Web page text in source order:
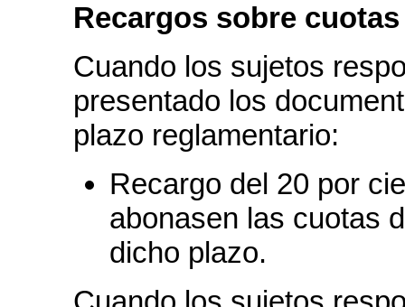
Recargos sobre cuotas
Cuando los sujetos
presentado los
plazo reglamentario:
Recargo del 20 por
abonasen las cuotas
dicho plazo.